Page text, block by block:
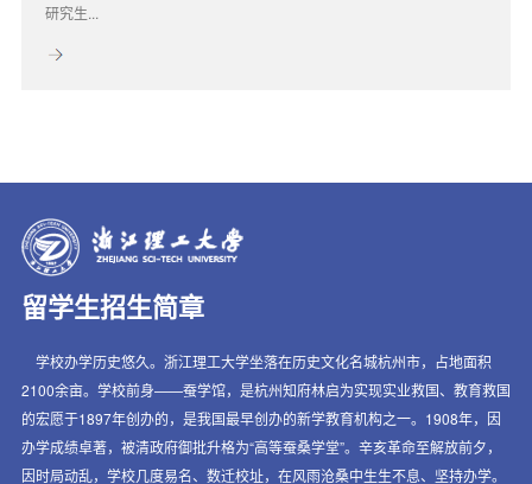
研究生...
留学生招生简章
学校办学历史悠久。浙江理工大学坐落在历史文化名城杭州市，占地面积
2100余亩。学校前身——蚕学馆，是杭州知府林启为实现实业救国、教育救国
的宏愿于1897年创办的，是我国最早创办的新学教育机构之一。1908年，因
办学成绩卓著，被清政府御批升格为“高等蚕桑学堂”。辛亥革命至解放前夕，
因时局动乱，学校几度易名、数迁校址，在风雨沧桑中生生不息、坚持办学。